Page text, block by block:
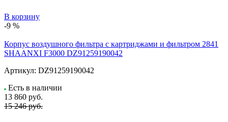
В корзину
-9 %
Корпус воздушного фильтра с картриджами и фильтром 2841
SHAANXI F3000 DZ91259190042
Артикул: DZ91259190042
Есть в наличии
13 860 руб.
15 246 руб.